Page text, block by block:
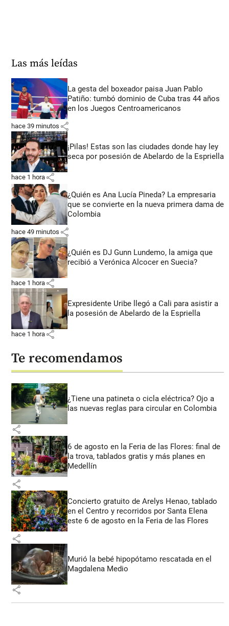
Las más leídas
La gesta del boxeador paisa Juan Pablo
Patiño: tumbó dominio de Cuba tras 44 años
en los Juegos Centroamericanos
hace 39 minutos share
¡Pilas! Estas son las ciudades donde hay ley
seca por posesión de Abelardo de la Espriella
hace 1 hora share
¿Quién es Ana Lucía Pineda? La empresaria
que se convierte en la nueva primera dama de
Colombia
hace 49 minutos share
¿Quién es DJ Gunn Lundemo, la amiga que
recibió a Verónica Alcocer en Suecia?
hace 1 hora share
Expresidente Uribe llegó a Cali para asistir a
la posesión de Abelardo de la Espriella
hace 1 hora share
Te recomendamos
¿Tiene una patineta o cicla eléctrica? Ojo a
las nuevas reglas para circular en Colombia
share
6 de agosto en la Feria de las Flores: final de
la trova, tablados gratis y más planes en
Medellín
share
Concierto gratuito de Arelys Henao, tablado
en el Centro y recorridos por Santa Elena
este 6 de agosto en la Feria de las Flores
share
Murió la bebé hipopótamo rescatada en el
Magdalena Medio
share